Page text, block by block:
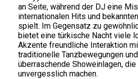
an Seite, während der DJ eine
internationalen Hits und
spielt. Im Gegensatz zu
bietet eine türkische Nacht viele
Akzente freundliche Interaktion
traditionelle Tanzbewegungen
überraschende Showeinlagen,
unvergesslich machen.